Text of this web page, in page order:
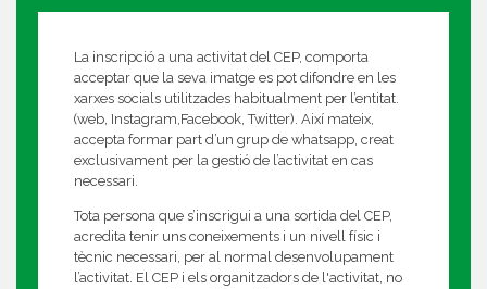
La inscripció a una activitat del CEP, comporta
acceptar que la seva imatge es pot difondre en les
xarxes socials utilitzades habitualment per l’entitat.
(web, Instagram,Facebook, Twitter). Així mateix,
accepta formar part d’un grup de whatsapp, creat
exclusivament per la gestió de l’activitat en cas
necessari.
Tota persona que s’inscrigui a una sortida del CEP,
acredita tenir uns coneixements i un nivell físic i
tècnic necessari, per al normal desenvolupament
l’activitat. El CEP i els organitzadors de l'activitat, no